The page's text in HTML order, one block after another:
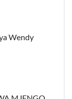
Wendy